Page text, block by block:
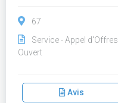
67
Service - Appel d'Offres
Ouvert
Avis